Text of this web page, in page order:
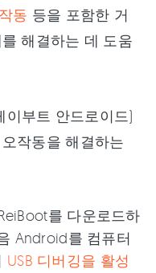
동 등을 포함한 거
해결하는 데 도움
부트 안드로이드)
작동을 해결하는
를 다운로드하
Android를 컴퓨터
USB 디버깅을 활성